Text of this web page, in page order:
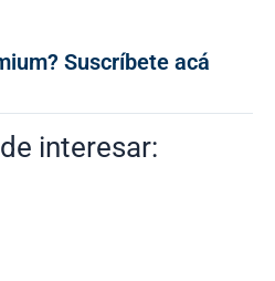
Suscríbete acá
interesar: